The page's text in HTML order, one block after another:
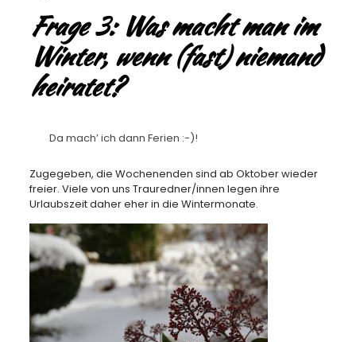
Frage 3: Was macht man im
Winter, wenn (fast) niemand
heiratet?
Da mach’ ich dann Ferien :-)!
Zugegeben, die Wochenenden sind ab Oktober wieder
freier. Viele von uns Trauredner/innen legen ihre
Urlaubszeit daher eher in die Wintermonate.